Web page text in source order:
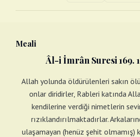
Meali
Âl-i İmrân Suresi 169.
Allah yolunda öldürülenleri sakın
onlar diridirler, Rableri katında
kendilerine verdiği nimetlerin
rızıklandırılmaktadırlar.
ulaşamayan (henüz şehit olmamış)